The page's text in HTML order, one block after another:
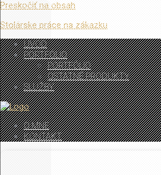
Preskočiť na obsah
Stolárske práce na zákazku
ÚVOD
PORTFÓLIO
PORTFÓLIO
OSTATNÉ PRODUKTY
SLUŽBY
O MNE
KONTAKT